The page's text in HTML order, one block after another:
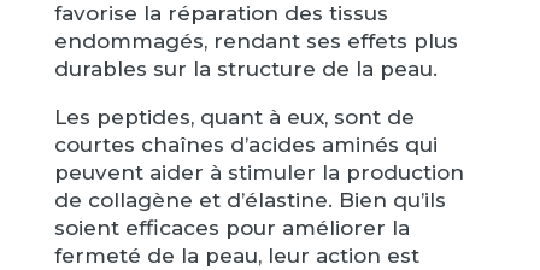
favorise la réparation des tissus
endommagés, rendant ses effets plus
durables sur la structure de la peau.
Les peptides, quant à eux, sont de
courtes chaînes d’acides aminés qui
peuvent aider à stimuler la production
de collagène et d’élastine. Bien qu’ils
soient efficaces pour améliorer la
fermeté de la peau, leur action est